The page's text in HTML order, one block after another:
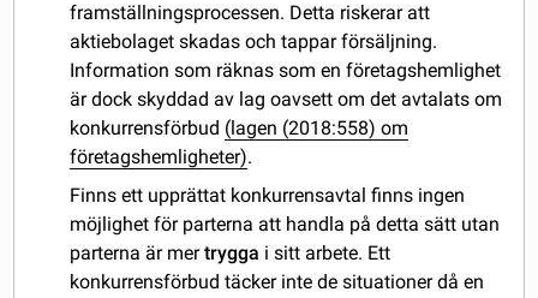
framställningsprocessen. Detta riskerar att
aktiebolaget skadas och tappar försäljning.
Information som räknas som en företagshemlighet
är dock skyddad av lag oavsett om det avtalats om
konkurrensförbud (lagen (2018:558) om
företagshemligheter).
Finns ett upprättat konkurrensavtal finns ingen
möjlighet för parterna att handla på detta sätt utan
parterna är mertrygga i sitt arbete. Ett
konkurrensförbud täcker inte de situationer då en